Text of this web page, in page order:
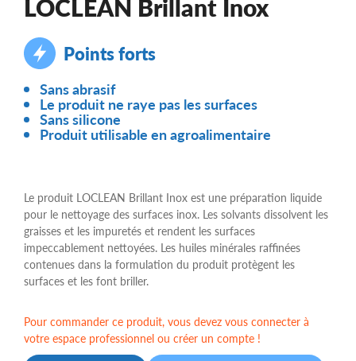
LOCLEAN Brillant Inox
Points forts
Sans abrasif
Le produit ne raye pas les surfaces
Sans silicone
Produit utilisable en agroalimentaire
Le produit LOCLEAN Brillant Inox est une préparation liquide
pour le nettoyage des surfaces inox. Les solvants dissolvent les
graisses et les impuretés et rendent les surfaces
impeccablement nettoyées. Les huiles minérales raffinées
contenues dans la formulation du produit protègent les
surfaces et les font briller.
Pour commander ce produit, vous devez vous connecter à
votre espace professionnel ou créer un compte !